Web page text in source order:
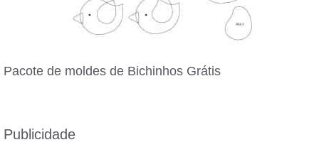
Pacote de moldes de Bichinhos Grátis
Publicidade